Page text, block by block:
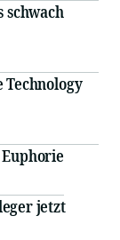
schwach
jetzt